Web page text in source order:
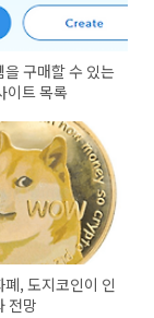
을 구매할 수 있는
이트 목록
, 도지코인이 인
전망